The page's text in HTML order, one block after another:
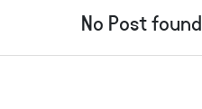
No Post found